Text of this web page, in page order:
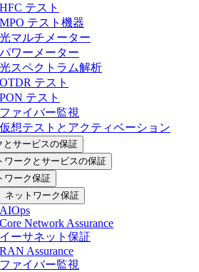
HFC テスト
MPO テスト機器
光マルチメーター
パワーメーター
光スペクトラム解析
OTDR テスト
PON テスト
ファイバー監視
仮想テストとアクティベーション
とサービスの保証
ワークとサービスの保証
ワーク保証
ネットワーク保証
AIOps
Core Network Assurance
イーサネット保証
RAN Assurance
ファイバー監視